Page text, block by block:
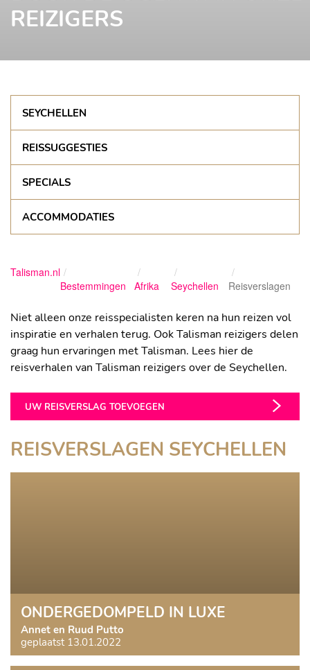
REIZIGERS
SEYCHELLEN
REISSUGGESTIES
SPECIALS
ACCOMMODATIES
Talisman.nl
Bestemmingen
Afrika Seychellen Reisverslagen
Niet alleen onze reisspecialisten keren na hun reizen vol
inspiratie en verhalen terug. Ook Talisman reizigers delen
graag hun ervaringen met Talisman. Lees hier de
reisverhalen van Talisman reizigers over de Seychellen.
UW REISVERSLAG TOEVOEGEN
REISVERSLAGEN SEYCHELLEN
ONDERGEDOMPELD IN LUXE
Annet en Ruud Putto
geplaatst 13.01.2022